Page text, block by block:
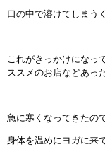
口の中で溶けてしまう
これがきっかけになっ
ススメのお店などあっ
急に寒くなってきたの
身体を温めにヨガに来